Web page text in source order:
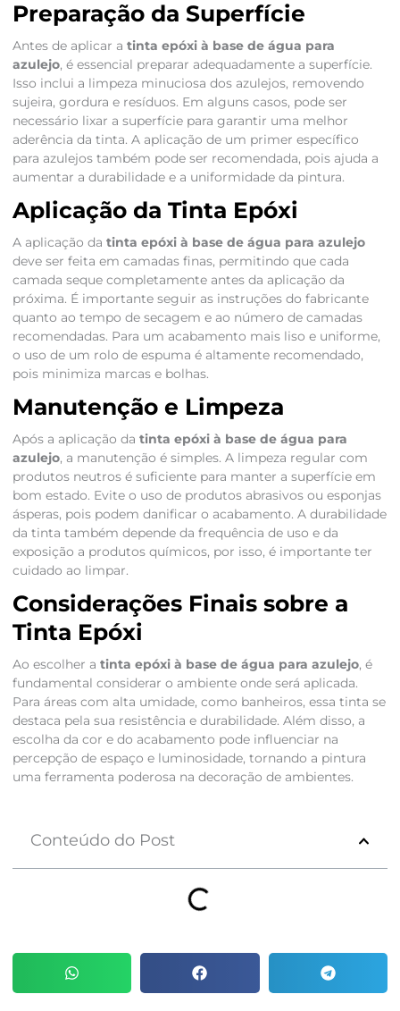
Preparação da Superfície
Antes de aplicar a tinta epóxi à base de água para
azulejo, é essencial preparar adequadamente a superfície.
Isso inclui a limpeza minuciosa dos azulejos, removendo
sujeira, gordura e resíduos. Em alguns casos, pode ser
necessário lixar a superfície para garantir uma melhor
aderência da tinta. A aplicação de um primer específico
para azulejos também pode ser recomendada, pois ajuda a
aumentar a durabilidade e a uniformidade da pintura.
Aplicação da Tinta Epóxi
A aplicação da tinta epóxi à base de água para azulejo
deve ser feita em camadas finas, permitindo que cada
camada seque completamente antes da aplicação da
próxima. É importante seguir as instruções do fabricante
quanto ao tempo de secagem e ao número de camadas
recomendadas. Para um acabamento mais liso e uniforme,
o uso de um rolo de espuma é altamente recomendado,
pois minimiza marcas e bolhas.
Manutenção e Limpeza
Após a aplicação da tinta epóxi à base de água para
azulejo, a manutenção é simples. A limpeza regular com
produtos neutros é suficiente para manter a superfície em
bom estado. Evite o uso de produtos abrasivos ou esponjas
ásperas, pois podem danificar o acabamento. A durabilidade
da tinta também depende da frequência de uso e da
exposição a produtos químicos, por isso, é importante ter
cuidado ao limpar.
Considerações Finais sobre a
Tinta Epóxi
Ao escolher a tinta epóxi à base de água para azulejo, é
fundamental considerar o ambiente onde será aplicada.
Para áreas com alta umidade, como banheiros, essa tinta se
destaca pela sua resistência e durabilidade. Além disso, a
escolha da cor e do acabamento pode influenciar na
percepção de espaço e luminosidade, tornando a pintura
uma ferramenta poderosa na decoração de ambientes.
Conteúdo do Post